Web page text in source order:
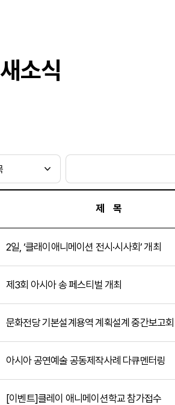
새소식
제 목
2일, ‘클래이애니메이션 전시·시사회’ 개최
제3회 아시아 송 페스티벌 개최
문화전당 기본설계용역 계획설계 중간보고회
아시아 공연예술 공동제작사례 다큐멘터링
[이벤트]클레이 애니메이션학교 참가접수